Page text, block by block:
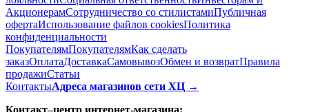
АкционерамСотрудничество со стилистамиПубличная
офертаИспользование файлов cookiesПолитика
конфиденциальности
ПокупателямПокупателямКак сделать
заказОплатаДоставкаCамовывозОбмен и возвратПравила
продажиСтатьи
КонтактыАдреса магазинов сети ХЦ →
Контакт–центр интернет-магазина: